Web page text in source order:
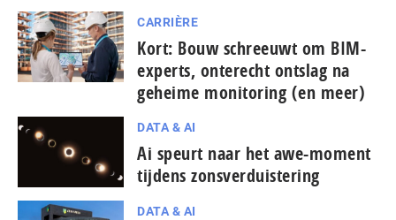
CARRIÈRE
Kort: Bouw schreeuwt om BIM-
experts, onterecht ontslag na
geheime monitoring (en meer)
DATA & AI
Ai speurt naar het awe-moment
tijdens zonsverduistering
DATA & AI